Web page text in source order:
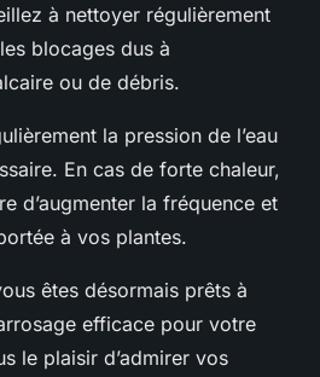
à nettoyer régulièrement
blocages dus à
ou de débris.
la pression de l’eau
En cas de forte chaleur,
d’augmenter la fréquence et
à vos plantes.
êtes désormais prêts à
efficace pour votre
le plaisir d’admirer vos